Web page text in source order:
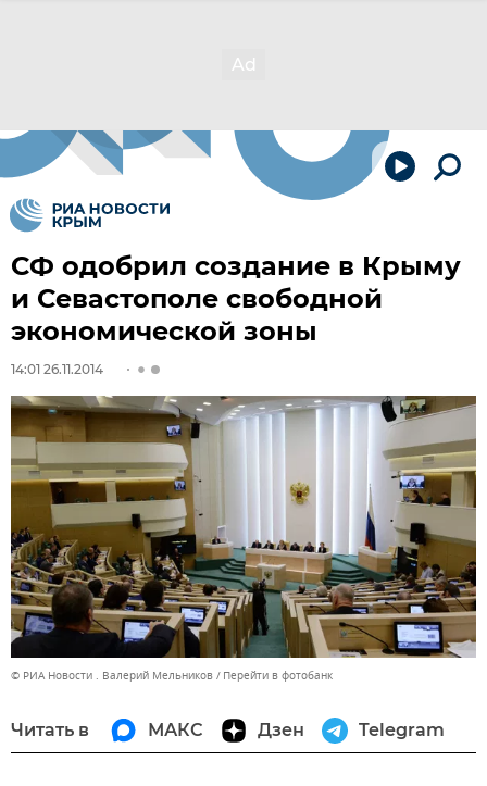
СФ одобрил создание в Крыму
и Севастополе свободной
экономической зоны
14:01 26.11.2014
© РИА Новости . Валерий Мельников Перейти в фотобанк
Читать в МАКС Дзен Telegram